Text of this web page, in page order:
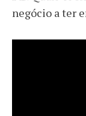
negócio a ter